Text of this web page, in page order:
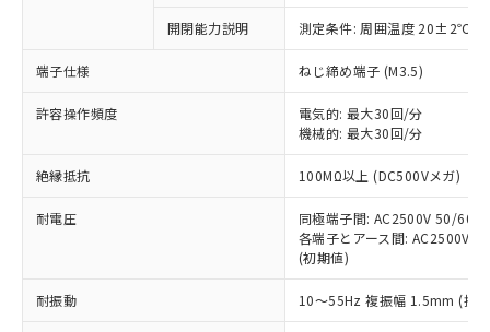
開閉能力説明 測定条件: 周囲温度 20±2℃、
端子仕様 ねじ締め端子 (M3.5)
許容操作頻度
電気的: 最大30回/分
機械的: 最大30回/分
絶縁抵抗 100MΩ以上 (DC500Vメガ)
耐電圧
同極端子間: AC2500V 50/
各端子とアース間: AC2500V
(初期値)
耐振動 10～55Hz 複振幅 1.5mm (接
以下の条件をお読みいただき、同意のうえ
ご利用ください。
本サービスは、当社制御機器事業取扱
商品の当社在庫状況および標準価格
当社制御機器事業取扱商品の中には、
本サービスの対象外となる商品もある
ことをご了承ください。
在庫状況および標準価格照会結果は、
記載している更新日時点での社内デー
タに基づき作成されるものであり、閲
対応予定なし：EU RoHS指令（10物質）の
非含有に非対応の商品で、対応品を出す予
定はありません。
調査・確認中：EU RoHS指令（10物質）の
非含有の対応状況を調査中または確認中の
非該当品：ライセンス料など無形物で、有
害物質有無と関係のない商品です。
いたものが、含有品と判明した場合などや
むを得ず変更することがあります。
※1 中国RoHS○×表
「○」：最大均質材料含有率が中国RoHSの
基準値以下であることを示します。
「×」：最大均質材料含有率が中国RoHSの
基準値を超えていることを示します。
「－」：未確認です。当社販売部門へお問
*中国RoHS10物質の基準値 (GB/T26572)：
当社は、これら貴社製品のうち、外国
為替および外国貿易法に定める商品
（以下｢規制貨物等」という）を輸出
または国外への提供する場合は、日本
国政府の輸出許可(または役務取引許